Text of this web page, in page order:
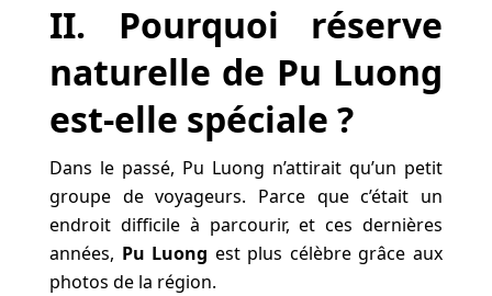
II. Pourquoi réserve
naturelle de Pu Luong
est-elle spéciale ?
Dans le passé, Pu Luong n’attirait qu’un petit
groupe de voyageurs. Parce que c’était un
endroit difficile à parcourir, et ces dernières
années, Pu Luong est plus célèbre grâce aux
photos de la région.